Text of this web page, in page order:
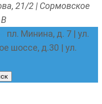
21/2 | Сормовское
пл. Минина, д. 7 | ул.
шоссе, д.30 | ул.